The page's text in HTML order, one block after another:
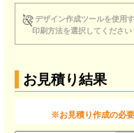
デザイン作成ツールを使用
印刷方法を選択してください
お見積り結果
※お見積り作成の必